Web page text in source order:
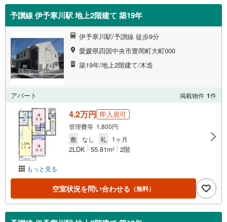
予讃線 伊予寒川駅 地上2階建て 築19年
伊予寒川駅/予讃線 徒歩9分
愛媛県四国中央市豊岡町大町000
築19年/地上2階建て/木造
アパート 掲載物件 1件
もっと見る
4.2万円 即入居可
管理費等 1,800円
敷
なし 礼 1ヶ月
2LDK 55.81m2 2階
空室状況を問い合わせる （無料）